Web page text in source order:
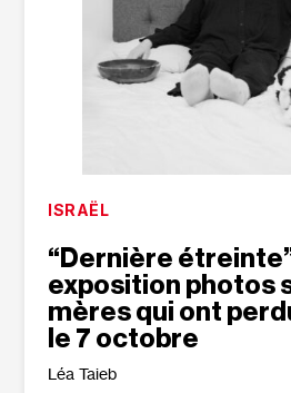
ISRAËL
“Dernière
exposition photos
mères qui ont
le 7 octobre
Léa Taieb